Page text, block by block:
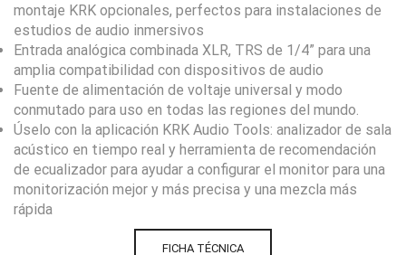
montaje KRK opcionales, perfectos para instalaciones de
estudios de audio inmersivos
Entrada analógica combinada XLR, TRS de 1/4” para una
amplia compatibilidad con dispositivos de audio
Fuente de alimentación de voltaje universal y modo
conmutado para uso en todas las regiones del mundo.
Úselo con la aplicación KRK Audio Tools: analizador de sala
acústico en tiempo real y herramienta de recomendación
de ecualizador para ayudar a configurar el monitor para una
monitorización mejor y más precisa y una mezcla más
rápida
FICHA TÉCNICA